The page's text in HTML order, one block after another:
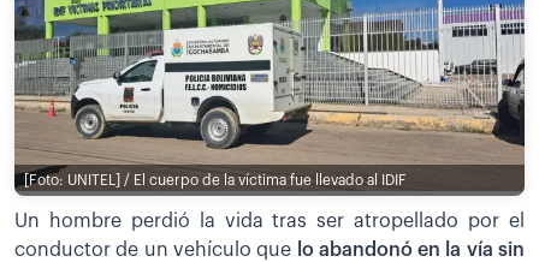
[Foto: UNITEL] / El cuerpo de la víctima fue llevado al IDIF
Un hombre perdió la vida tras ser atropellado por el
conductor de un vehículo que lo abandonó en la vía sin